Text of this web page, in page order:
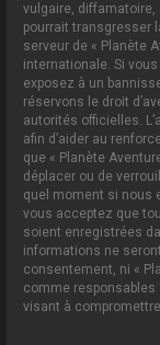
vulgaire, diffamatoire,
pourrait transgresser
serveur de « Planète
internationale. Si
exposez à un
réservons le droit
autorités officielles.
afin d’aider au
que « Planète
déplacer ou de
quel moment si nous
vous acceptez que
soient enregistrées
informations ne
consentement, ni «
comme
visant à